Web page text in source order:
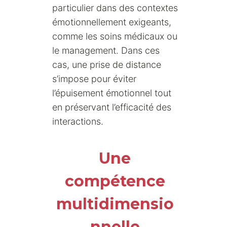
particulier dans des contextes
émotionnellement exigeants,
comme les soins médicaux ou
le management. Dans ces
cas, une prise de distance
s’impose pour éviter
l’épuisement émotionnel tout
en préservant l’efficacité des
interactions.
Une
compétence
multidimensio